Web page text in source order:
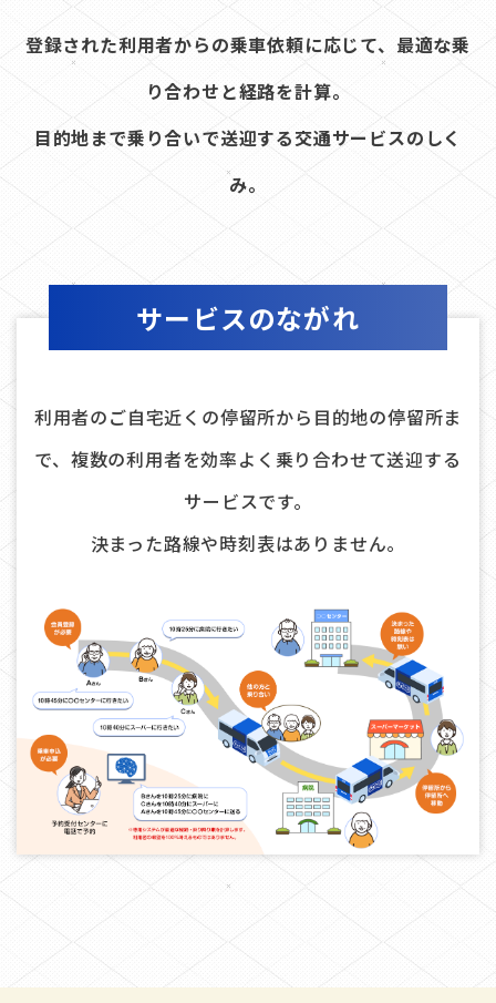
登録された利用者からの乗車依頼に応じて、最適な乗
り合わせと経路を計算。
目的地まで乗り合いで送迎する交通サービスのしく
み。
サービスのながれ
利用者のご自宅近くの停留所から目的地の停留所ま
で、複数の利用者を効率よく乗り合わせて送迎する
サービスです。
決まった路線や時刻表はありません。